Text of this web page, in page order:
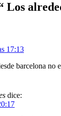
Los
17:13
barcelona no
dice: